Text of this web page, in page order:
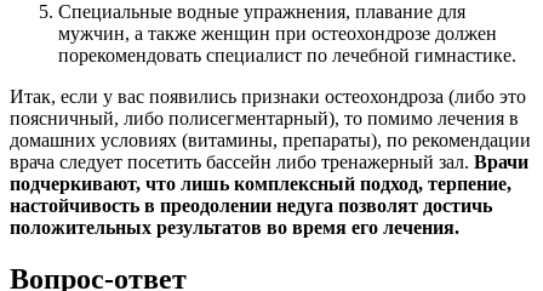
Специальные водные упражнения, плавание для
мужчин, а также женщин при остеохондрозе должен
порекомендовать специалист по лечебной гимнастике.
Итак, если у вас появились признаки остеохондроза (либо это
поясничный, либо полисегментарный), то помимо лечения в
домашних условиях (витамины, препараты), по рекомендации
врача следует посетить бассейн либо тренажерный зал. Врачи
подчеркивают, что лишь комплексный подход, терпение,
настойчивость в преодолении недуга позволят достичь
положительных результатов во время его лечения.
Вопрос-ответ